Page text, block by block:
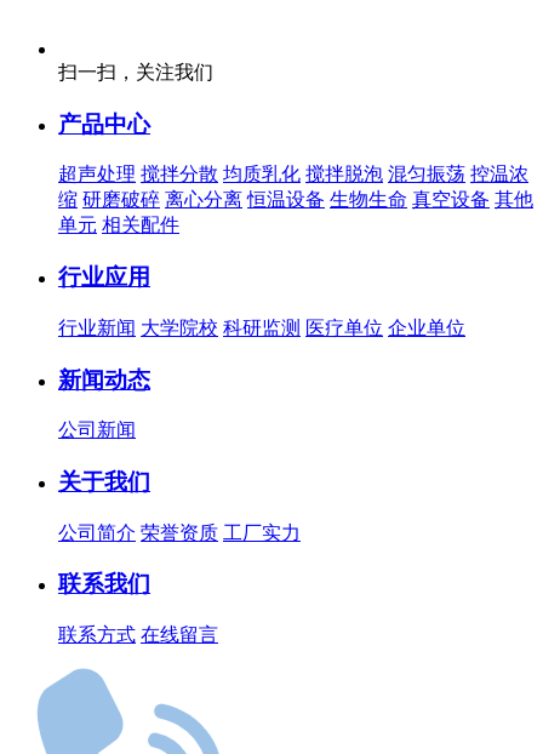
扫一扫，关注我们
产品中心
超声处理 搅拌分散 均质乳化 搅拌脱泡 混匀振荡 控温浓
缩 研磨破碎 离心分离 恒温设备 生物生命 真空设备 其他
单元 相关配件
行业应用
行业新闻 大学院校 科研监测 医疗单位 企业单位
新闻动态
公司新闻
关于我们
公司简介 荣誉资质 工厂实力
联系我们
联系方式 在线留言